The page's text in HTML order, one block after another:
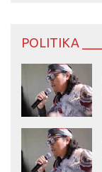
POLITIKA ____